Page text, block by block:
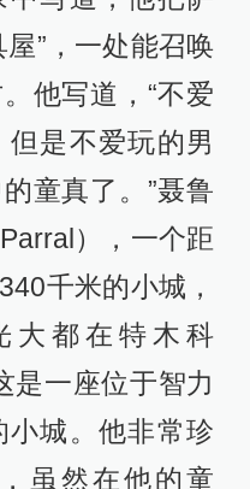
”，一处能召唤
他写道，“不爱
是不爱玩的男
童真了。”聂鲁
），一个距
千米的小城，
大都在特木科
是一座位于智力
城。他非常珍
虽然在他的童